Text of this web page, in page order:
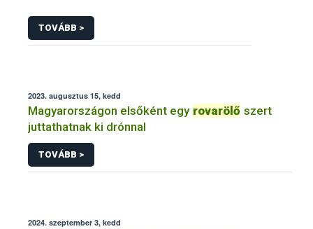
TOVÁBB >
2023. augusztus 15, kedd
Magyarországon elsőként egy rovarölő szert
juttathatnak ki drónnal
TOVÁBB >
2024. szeptember 3, kedd